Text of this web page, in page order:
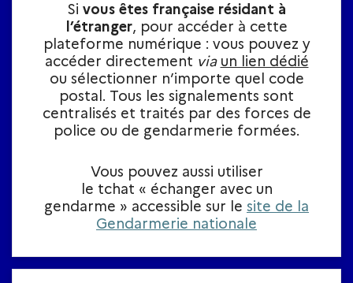
Si vous êtes française résidant à
l’étranger, pour accéder à cette
plateforme numérique : vous pouvez y
accéder directement via un lien dédié
ou sélectionner n’importe quel code
postal. Tous les signalements sont
centralisés et traités par des forces de
police ou de gendarmerie formées.
Vous pouvez aussi utiliser
le tchat « échanger avec un
gendarme » accessible sur le site de la
Gendarmerie nationale